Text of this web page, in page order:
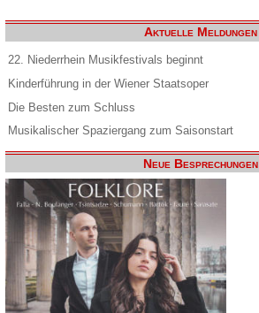
Aktuelle Meldungen
22. Niederrhein Musikfestivals beginnt
Kinderführung in der Wiener Staatsoper
Die Besten zum Schluss
Musikalischer Spaziergang zum Saisonstart
Neue Besprechungen